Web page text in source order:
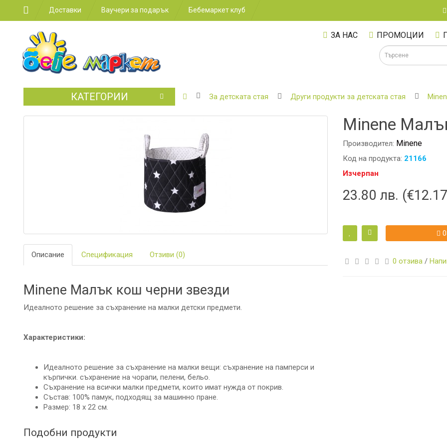
Доставки Ваучери за подарък Бебемаркет клуб
ЗА НАС ПРОМОЦИИ
КАТЕГОРИИ БЕБЕШКИ
КОЛА
ЗА
ХРАНЕНЕ
ЗА
ДЕТСКАТА
СТАЯ
ЗА
БЕБЕШКИ
ДРЕШКИ
ЗА
РОДИТЕЛИ
За детската стая Други продукти за детската стая
Описание Спецификация Отзиви (0)
Minene Малък кош черни звезди
Идеалното решение за съхранение на малки детски предмети.
Характеристики:
Идеалното решение за съхранение на малки вещи: съхранение на памперси и
кърпички. съхранение на чорапи, пелени, бельо.
Съхранение на всички малки предмети, които имат нужда от покрив.
Състав: 100% памук, подходящ за машинно пране.
Размер: 18 х 22 см.
Minene
Производител: Minene
Код на продукта: 21166
Изчерпан
23.80 лв.
0 отзива /
Подобни продукти